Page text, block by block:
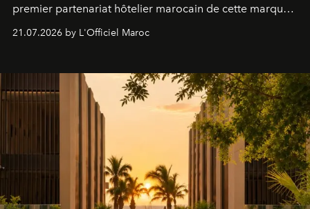
premier partenariat hôtelier marocain de cette marque
britannique, née dans un cabinet de chirurgie plastique
londonien et construite depuis autour d'un actif breveté,
21.07.2026 by L'Officiel Maroc